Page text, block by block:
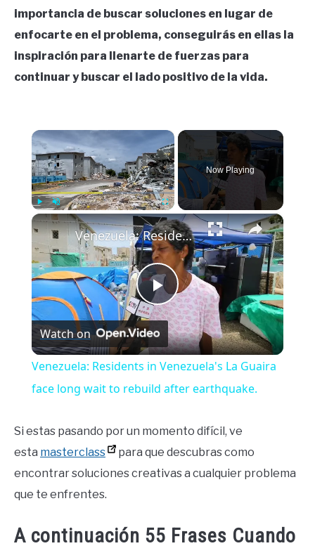
importancia de buscar soluciones en lugar de
enfocarte en el problema, conseguirás en ellas la
inspiración para llenarte de fuerzas para
continuar y buscar el lado positivo de la vida.
×
Play Unmute Fullscreen
Now Playing
×
Play
Video
Venezuela: Residents in Venezuela's La Guaira face long wait to rebuild after earthquake.
Watch on
Venezuela: Residents in Venezuela's La Guaira
face long wait to rebuild after earthquake.
Si estas pasando por un momento difícil, ve
esta masterclass
para que descubras como
encontrar soluciones creativas a cualquier problema
que te enfrentes.
A continuación 55 Frases Cuando